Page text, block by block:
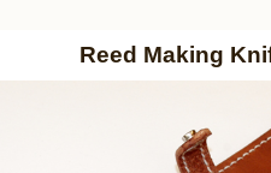
Reed Making